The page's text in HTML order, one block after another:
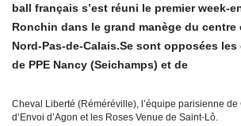
ball français s’est réuni le premier week-
Ronchin dans le grand manège du centre
Nord-Pas-de-Calais.Se sont opposées
de PPE Nancy (Seichamps) et de
Cheval Liberté (Réméréville), l’équipe parisienne de
d’Envoi d’Agon et les Roses Venue de Saint-Lô.